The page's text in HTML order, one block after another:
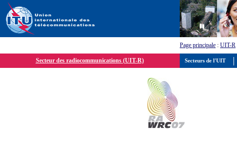
Page principale : UIT-R
Secteur des radiocommunications (UIT-R) Secteurs de l'UIT